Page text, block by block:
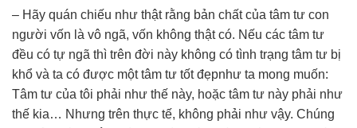
– Hãy quán chiếu như thật rằng bản chất của tâm tư con
người vốn là vô ngã, vốn không thật có. Nếu các tâm tư
đều có tự ngã thì trên đời này không có tình trạng tâm tư bị
khổ và ta có được một tâm tư tốt đẹpnhư ta mong muốn:
Tâm tư của tôi phải như thế này, hoặc tâm tư này phải như
thế kia… Nhưng trên thực tế, không phải như vậy. Chúng